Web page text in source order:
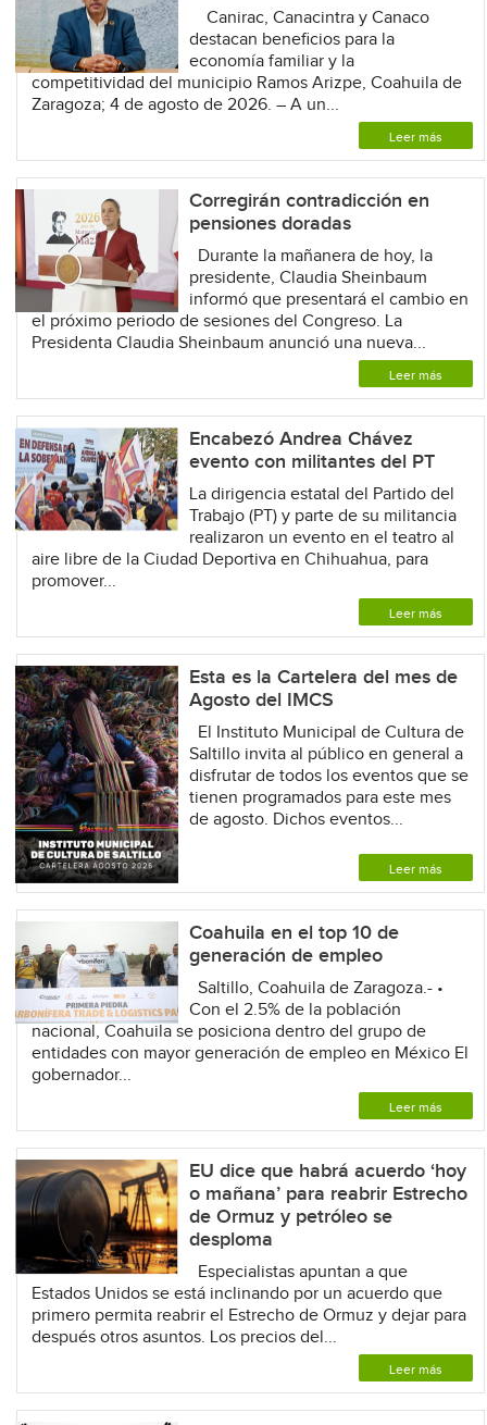
Canirac, Canacintra y Canaco
destacan beneficios para la
economía familiar y la
competitividad del municipio Ramos Arizpe, Coahuila de
Zaragoza; 4 de agosto de 2026. – A un...
Leer más
Corregirán contradicción en
pensiones doradas
Durante la mañanera de hoy, la
presidente, Claudia Sheinbaum
informó que presentará el cambio en
el próximo periodo de sesiones del Congreso. La
Presidenta Claudia Sheinbaum anunció una nueva...
Leer más
Encabezó Andrea Chávez
evento con militantes del PT
La dirigencia estatal del Partido del
Trabajo (PT) y parte de su militancia
realizaron un evento en el teatro al
aire libre de la Ciudad Deportiva en Chihuahua, para
promover...
Leer más
Esta es la Cartelera del mes de
Agosto del IMCS
El Instituto Municipal de Cultura de
Saltillo invita al público en general a
disfrutar de todos los eventos que se
tienen programados para este mes
de agosto. Dichos eventos...
Leer más
Coahuila en el top 10 de
generación de empleo
Saltillo, Coahuila de Zaragoza.- •
Con el 2.5% de la población
nacional, Coahuila se posiciona dentro del grupo de
entidades con mayor generación de empleo en México El
gobernador...
Leer más
EU dice que habrá acuerdo ‘hoy
o mañana’ para reabrir Estrecho
de Ormuz y petróleo se
desploma
Especialistas apuntan a que
Estados Unidos se está inclinando por un acuerdo que
primero permita reabrir el Estrecho de Ormuz y dejar para
después otros asuntos. Los precios del...
Leer más